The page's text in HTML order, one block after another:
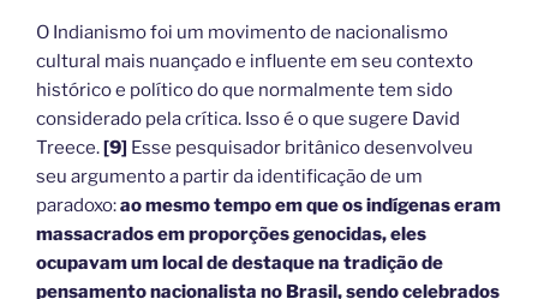
O Indianismo foi um movimento de nacionalismo
cultural mais nuançado e influente em seu contexto
histórico e político do que normalmente tem sido
considerado pela crítica. Isso é o que sugere David
Treece.[9] Esse pesquisador britânico desenvolveu
seu argumento a partir da identificação de um
paradoxo:ao mesmo tempo em que os indígenas eram
massacrados em proporções genocidas, eles
ocupavam um local de destaque na tradição de
pensamento nacionalista no Brasil, sendo celebrados